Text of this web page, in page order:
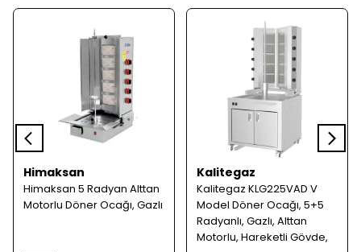
Himaksan
Himaksan 5 Radyan Alttan
Motorlu Döner Ocağı, Gazlı
Kalitegaz
Kalitegaz KLG225VAD V
Model Döner Ocağı, 5+5
Radyanlı, Gazlı, Alttan
Motorlu, Hareketli Gövde,